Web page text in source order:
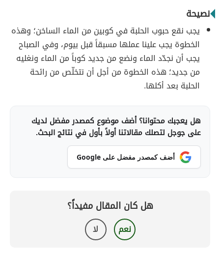
نصيحة
يجب نقع حبوب الحلبة في كوبين من الماء الساخن؛ وهذه
الخطوة يجب علينا عملها مسبقاً قبل بيوم، وفي الصباح
يجب أن نجدّد الماء ونضع من جديد كوباً من الماء ونغليه
من جديد؛ هذه الخطوة من أجل أن نتخلّص من رائحة
الحلبة بعد أكلها.
هل يعجبك محتوانا؟ أضف موضوع كمصدر مفضل لديك
على جوجل لتصلك مقالاتنا أولاً بأول في نتائج البحث.
أضف كمصدر مفضل على Google
هل كان المقال مفيداً؟
نعم لا